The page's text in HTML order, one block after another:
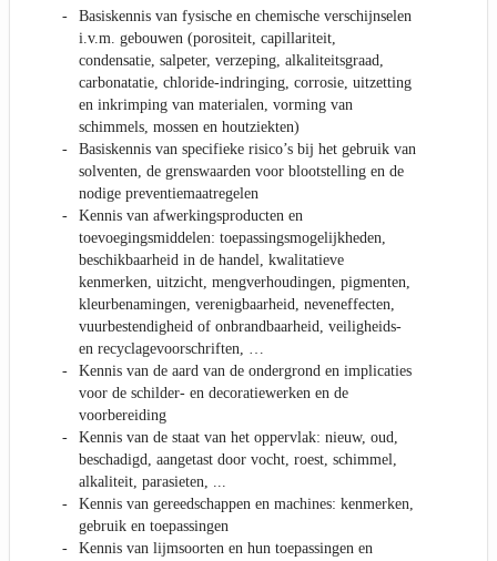
Basiskennis van fysische en chemische verschijnselen
i.v.m. gebouwen (porositeit, capillariteit,
condensatie, salpeter, verzeping, alkaliteitsgraad,
carbonatatie, chloride-indringing, corrosie, uitzetting
en inkrimping van materialen, vorming van
schimmels, mossen en houtziekten)
Basiskennis van specifieke risico’s bij het gebruik van
solventen, de grenswaarden voor blootstelling en de
nodige preventiemaatregelen
Kennis van afwerkingsproducten en
toevoegingsmiddelen: toepassingsmogelijkheden,
beschikbaarheid in de handel, kwalitatieve
kenmerken, uitzicht, mengverhoudingen, pigmenten,
kleurbenamingen, verenigbaarheid, neveneffecten,
vuurbestendigheid of onbrandbaarheid, veiligheids-
en recyclagevoorschriften, …
Kennis van de aard van de ondergrond en implicaties
voor de schilder- en decoratiewerken en de
voorbereiding
Kennis van de staat van het oppervlak: nieuw, oud,
beschadigd, aangetast door vocht, roest, schimmel,
alkaliteit, parasieten, ...
Kennis van gereedschappen en machines: kenmerken,
gebruik en toepassingen
Kennis van lijmsoorten en hun toepassingen en